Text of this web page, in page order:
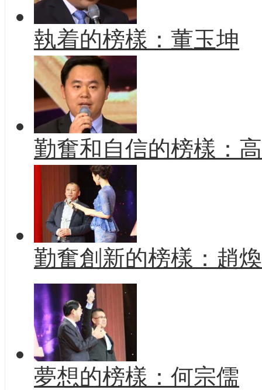
執着的榜樣：董玉坤
勤奮和自信的榜樣：
勤奮創新的榜樣：趙
夢想的榜樣：何宗儒